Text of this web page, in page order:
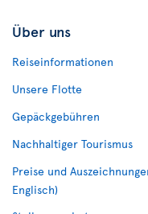
Über uns
Reiseinformationen
Unsere Flotte
Gepäckgebühren
Nachhaltiger Tourismus
Preise und
Englisch)